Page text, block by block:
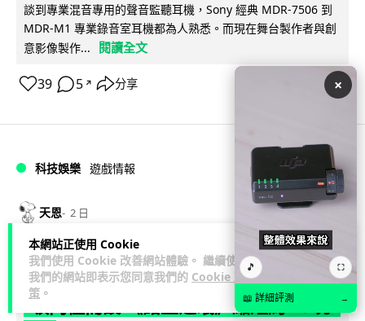
本網站正使用 Cookie
我們使用 Cookie 改善網站體驗。 繼續使用
我們的網站即表示您同意我們的 Cookie 政
策 。
談到專業混音專用的聲音監聽耳機，Sony 經典 MDR-7506 到
MDR-M1 專業錄音室耳機都為人熟悉。而現在舞台製作者與創
意影像製作...
閱讀全文
39 5 ↗ 分享
科技娛樂 遊戲情報
天恩 2 日
《魔獸世界：至暗之夜》12.1 「烏拉特
克的詛咒」專訪：巢穴不為提高世界首
領門檻而設 《諸王之眠》縮短約 10 分
×
🎵 ⛶
📖 詳細評測 →